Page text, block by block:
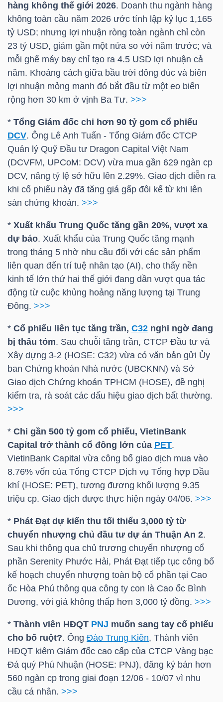
hàng không thế giới 2026. Doanh thu ngành hàng
không toàn cầu năm 2026 ước tính lập kỷ lục 1,165
tỷ USD; nhưng lợi nhuận ròng toàn ngành chỉ còn
23 tỷ USD, giảm gần một nửa so với năm trước; và
mỗi ghế máy bay chỉ tạo ra 4.5 USD lợi nhuận cả
năm. Khoảng cách giữa bầu trời đông đúc và biên
lợi nhuận mỏng manh đó bắt đầu từ một eo biển
rộng hơn 30 km ở vịnh Ba Tư. >>>
* Tổng Giám đốc chi hơn 90 tỷ gom cổ phiếu
DCV. Ông Lê Anh Tuấn - Tổng Giám đốc CTCP
Quản lý Quỹ Đầu tư Dragon Capital Việt Nam
(DCVFM, UPCoM: DCV) vừa mua gần 629 ngàn cp
DCV, nâng tỷ lệ sở hữu lên 2.29%. Giao dịch diễn ra
khi cổ phiếu này đã tăng giá gấp đôi kể từ khi lên
sàn chứng khoán. >>>
* Xuất khẩu Trung Quốc tăng gần 20%, vượt xa
dự báo. Xuất khẩu của Trung Quốc tăng mạnh
trong tháng 5 nhờ nhu cầu đối với các sản phẩm
liên quan đến trí tuệ nhân tạo (AI), cho thấy nền
kinh tế lớn thứ hai thế giới đang dần vượt qua tác
động từ cuộc khủng hoảng năng lượng tại Trung
Đông. >>>
* Cổ phiếu liên tục tăng trần, C32 nghi ngờ đang
bị thâu tóm. Sau chuỗi tăng trần, CTCP Đầu tư và
Xây dựng 3-2 (HOSE: C32) vừa có văn bản gửi Ủy
ban Chứng khoán Nhà nước (UBCKNN) và Sở
Giao dịch Chứng khoán TPHCM (HOSE), đề nghị
kiểm tra, rà soát các dấu hiệu giao dịch bất thường.
>>>
* Chi gần 500 tỷ gom cổ phiếu, VietinBank
Capital trở thành cổ đông lớn của PET.
VietinBank Capital vừa công bố giao dịch mua vào
8.76% vốn của Tổng CTCP Dịch vụ Tổng hợp Dầu
khí (HOSE: PET), tương đương khối lượng 9.35
triệu cp. Giao dịch được thực hiện ngày 04/06. >>>
* Phát Đạt dự kiến thu tối thiểu 3,000 tỷ từ
chuyển nhượng chủ đầu tư dự án Thuận An 2.
Sau khi thông qua chủ trương chuyển nhượng cổ
phần Serenity Phước Hải, Phát Đạt tiếp tục công bố
kế hoạch chuyển nhượng toàn bộ cổ phần tại Cao
ốc Hòa Phú thông qua công ty con là Cao ốc Bình
Dương, với giá không thấp hơn 3,000 tỷ đồng. >>>
* Thành viên HĐQT PNJ muốn sang tay cổ phiếu
cho bố ruột?. Ông Đào Trung Kiên, Thành viên
HĐQT kiêm Giám đốc cao cấp của CTCP Vàng bạc
Đá quý Phú Nhuận (HOSE: PNJ), đăng ký bán hơn
560 ngàn cp trong giai đoạn 12/06 - 10/07 vì nhu
cầu cá nhân. >>>
YẾU
TIÊU
THIẾT
YẾU
CHĂM
SÓC
SỨC
TÀI
CHÍNH
CÔNG
NGHỆ
THÔNG
TIN
DỊCH
VỤ
TRUYỀN
THÔNG
TIỆN
ÍCH
BẤT
ĐỘNG
SẢN
Mã
chứng